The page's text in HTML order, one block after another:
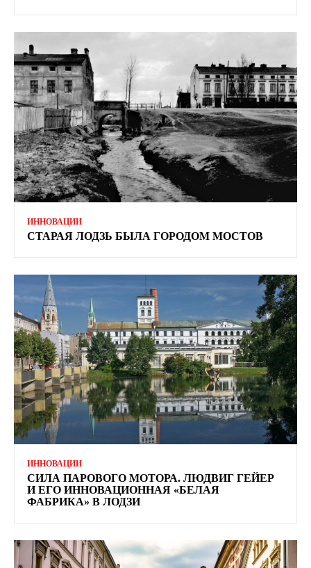
ИННОВАЦИИ
СТАРАЯ ЛОДЗЬ БЫЛА ГОРОДОМ МОСТОВ
ИННОВАЦИИ
СИЛА ПАРОВОГО МОТОРА. ЛЮДВИГ ГЕЙЕР
И ЕГО ИННОВАЦИОННАЯ «БЕЛАЯ
ФАБРИКА» В ЛОДЗИ